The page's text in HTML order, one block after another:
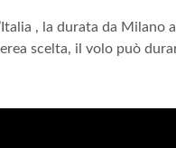
, la durata da Milano
scelta, il volo può